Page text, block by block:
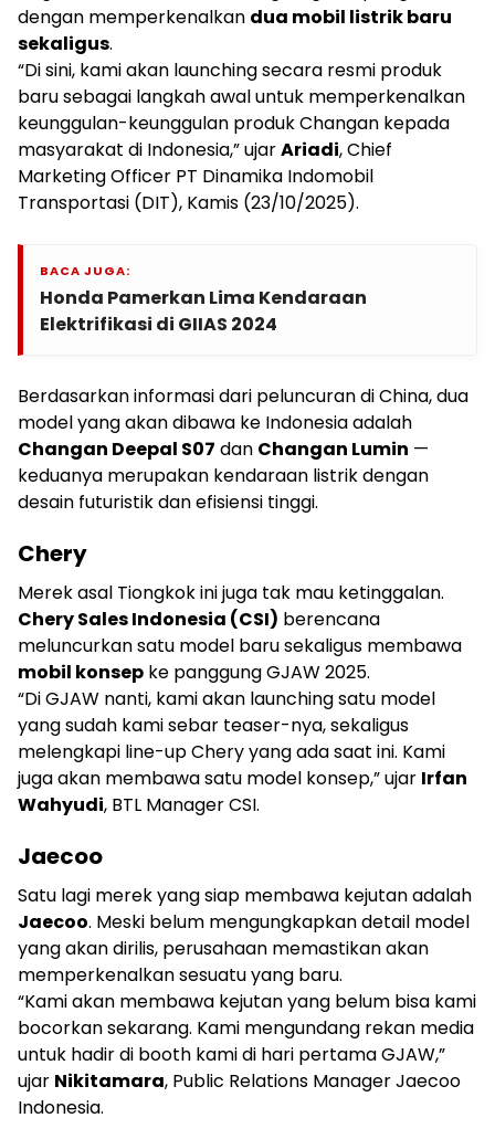
dengan memperkenalkan dua mobil listrik baru
sekaligus.
“Di sini, kami akan launching secara resmi produk
baru sebagai langkah awal untuk memperkenalkan
keunggulan-keunggulan produk Changan kepada
masyarakat di Indonesia,” ujarAriadi, Chief
Marketing Officer PT Dinamika Indomobil
Transportasi (DIT), Kamis (23/10/2025).
BACA JUGA:
Honda Pamerkan Lima Kendaraan
Elektrifikasi di GIIAS 2024
Berdasarkan informasi dari peluncuran di China, dua
model yang akan dibawa ke Indonesia adalah
Changan Deepal S07 dan Changan Lumin —
keduanya merupakan kendaraan listrik dengan
desain futuristik dan efisiensi tinggi.
Chery
Merek asal Tiongkok ini juga tak mau ketinggalan.
Chery Sales Indonesia (CSI) berencana
meluncurkan satu model baru sekaligus membawa
mobil konsep ke panggung GJAW 2025.
“Di GJAW nanti, kami akan launching satu model
yang sudah kami sebar teaser-nya, sekaligus
melengkapi line-up Chery yang ada saat ini. Kami
juga akan membawa satu model konsep,” ujar Irfan
Wahyudi, BTL Manager CSI.
Jaecoo
Satu lagi merek yang siap membawa kejutan adalah
Jaecoo. Meski belum mengungkapkan detail model
yang akan dirilis, perusahaan memastikan akan
memperkenalkan sesuatu yang baru.
“Kami akan membawa kejutan yang belum bisa kami
bocorkan sekarang. Kami mengundang rekan media
untuk hadir di booth kami di hari pertama GJAW,”
ujar Nikitamara, Public Relations Manager Jaecoo
Indonesia.